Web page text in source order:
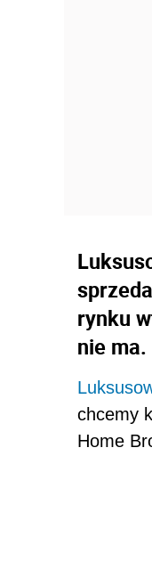
rynku
nie
chcemy
Home